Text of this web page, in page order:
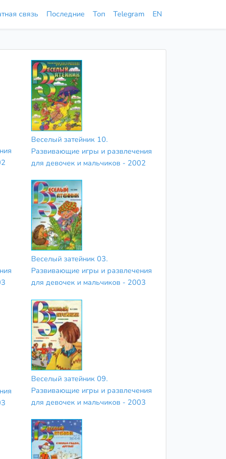
связь Последние Топ Telegram EN
Веселый затейник 10.
Развивающие игры и развлечения
для девочек и мальчиков - 2002
Веселый затейник 03.
Развивающие игры и развлечения
для девочек и мальчиков - 2003
Веселый затейник 09.
Развивающие игры и развлечения
для девочек и мальчиков - 2003